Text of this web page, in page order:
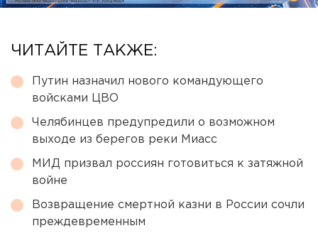
ЧИТАЙТЕ ТАКЖЕ:
Путин назначил нового командующего
войсками ЦВО
Челябинцев предупредили о возможном
выходе из берегов реки Миасс
МИД призвал россиян готовиться к затяжной
войне
Возвращение смертной казни в России сочли
преждевременным